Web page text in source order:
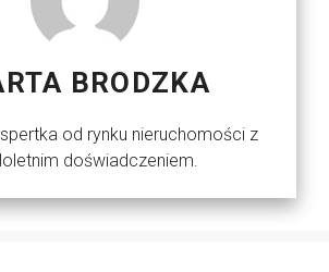
BRODZKA
od rynku nieruchomości z
doświadczeniem.